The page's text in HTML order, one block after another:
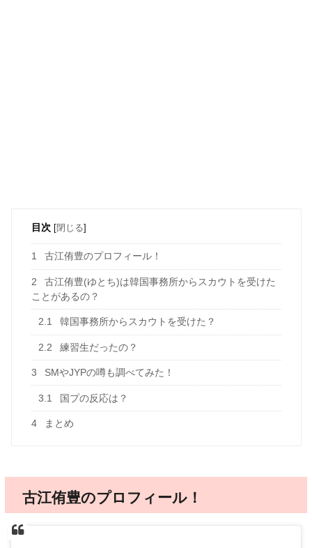
目次 [閉じる]
1 古江侑豊のプロフィール！
2
古江侑豊(ゆとち)は韓国事務所からスカウトを受けた
ことがあるの？
2.1 韓国事務所からスカウトを受けた？
2.2 練習生だったの？
3 SMやJYPの噂も調べてみた！
3.1 国プの反応は？
4 まとめ
古江侑豊のプロフィール！